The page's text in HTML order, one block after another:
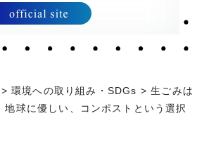
>環境への取り組み・SDGs >生ごみは
地球に優しい、コンポストという選択